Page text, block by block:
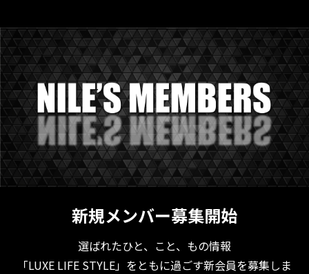
新規メンバー募集開始
選ばれたひと、こと、もの情報
「LUXE LIFE STYLE」をともに過ごす新会員を募集しま